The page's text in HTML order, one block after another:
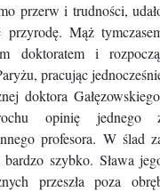
przerw i trudności,
Mąż
doktoratem i
pracując
doktora
opinię jednego
profesora. W ślad
szybko. Sława
przeszła poza